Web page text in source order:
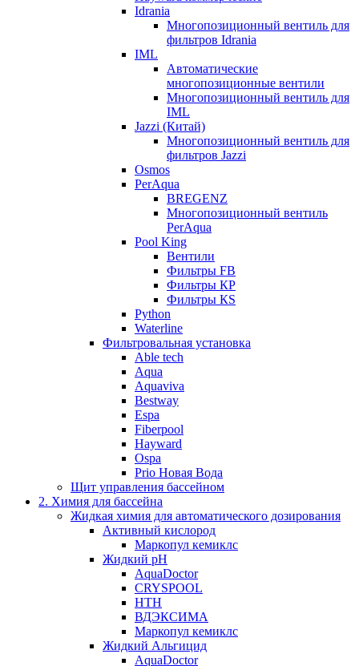
Idrania
Многопозиционный вентиль для
фильтров Idrania
IML
Автоматические
многопозиционные вентили
Многопозиционный вентиль для
IML
Jazzi (Китай)
Многопозиционный вентиль для
фильтров Jazzi
Osmos
PerAqua
BREGENZ
Многопозиционный вентиль
PerAqua
Pool King
Вентили
Фильтры FB
Фильтры КP
Фильтры КS
Python
Waterline
Фильтровальная установка
Able tech
Aqua
Aquaviva
Bestway
Espa
Fiberpool
Hayward
Ospa
Prio Новая Вода
Щит управления бассейном
2. Химия для бассейна
Жидкая химия для автоматического дозирования
Активный кислород
Маркопул кемиклс
Жидкий pH
AquaDoctor
CRYSPOOL
HTH
ВДЭКСИМА
Маркопул кемиклс
Жидкий Альгицид
AquaDoctor